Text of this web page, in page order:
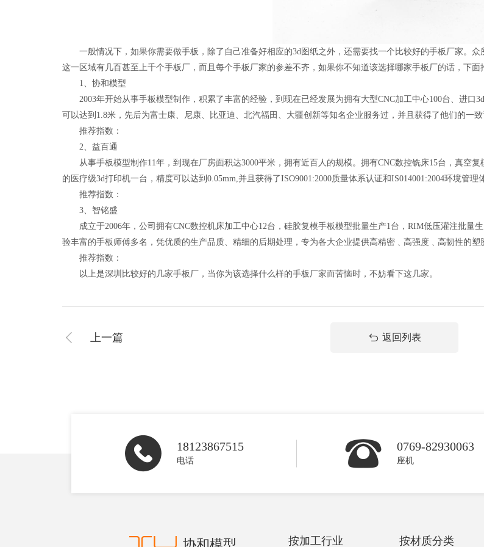
一般情况下，如果你需要做手板，除了自己准备好相应的3d图纸之外，还需要找一个比较好的手板厂家。众
这一区域有几百甚至上千个手板厂，而且每个手板厂家的参差不齐，如果你不知道该选择哪家手板厂的话，下面
1、协和模型
2003年开始从事手板模型制作，积累了丰富的经验，到现在已经发展为拥有大型CNC加工中心100台、进口
可以达到1.8米，先后为富士康、尼康、比亚迪、北汽福田、大疆创新等知名企业服务过，并且获得了他们的一致
推荐指数：
2、益百通
从事手板模型制作11年，到现在厂房面积达3000平米，拥有近百人的规模。拥有CNC数控铣床15台，真空
的医疗级3d打印机一台，精度可以达到0.05mm,并且获得了ISO9001:2000质量体系认证和IS014001:2004环境管理
推荐指数：
3、智铭盛
成立于2006年，公司拥有CNC数控机床加工中心12台，硅胶复模手板模型批量生产1台，RIM低压灌注批量
验丰富的手板师傅多名，凭优质的生产品质、精细的后期处理，专为各大企业提供高精密﹑高强度﹑高韧性的塑
推荐指数：
以上是深圳比较好的几家手板厂，当你为该选择什么样的手板厂家而苦恼时，不妨看下这几家。
上一篇 返回列表
18123867515
电话
0769-82930063
座机
按加工行业 按材质分类